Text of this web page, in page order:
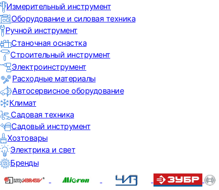
Измерительный инструмент
Оборудование и силовая техника
Ручной инструмент
Станочная оснастка
Строительный инструмент
Электроинструмент
Расходные материалы
Автосервисное оборудование
Климат
Садовая техника
Садовый инструмент
Хозтовары
Электрика и свет
Бренды